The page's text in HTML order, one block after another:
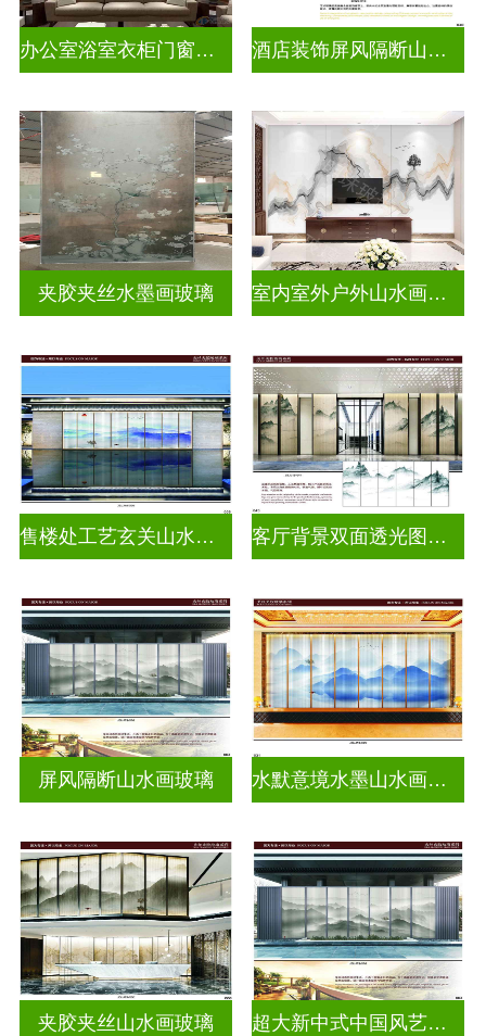
办公室浴室衣柜门窗户山水画玻璃 酒店装饰屏风隔断山水画玻璃
夹胶夹丝水墨画玻璃 室内室外户外山水画玻璃
售楼处工艺玄关山水画玻璃 客厅背景双面透光图案水墨画玻璃
屏风隔断山水画玻璃 水默意境水墨山水画玻璃
夹胶夹丝山水画玻璃 超大新中式中国风艺术水墨画玻璃